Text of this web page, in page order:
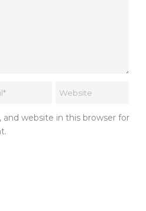
and website in this browser for